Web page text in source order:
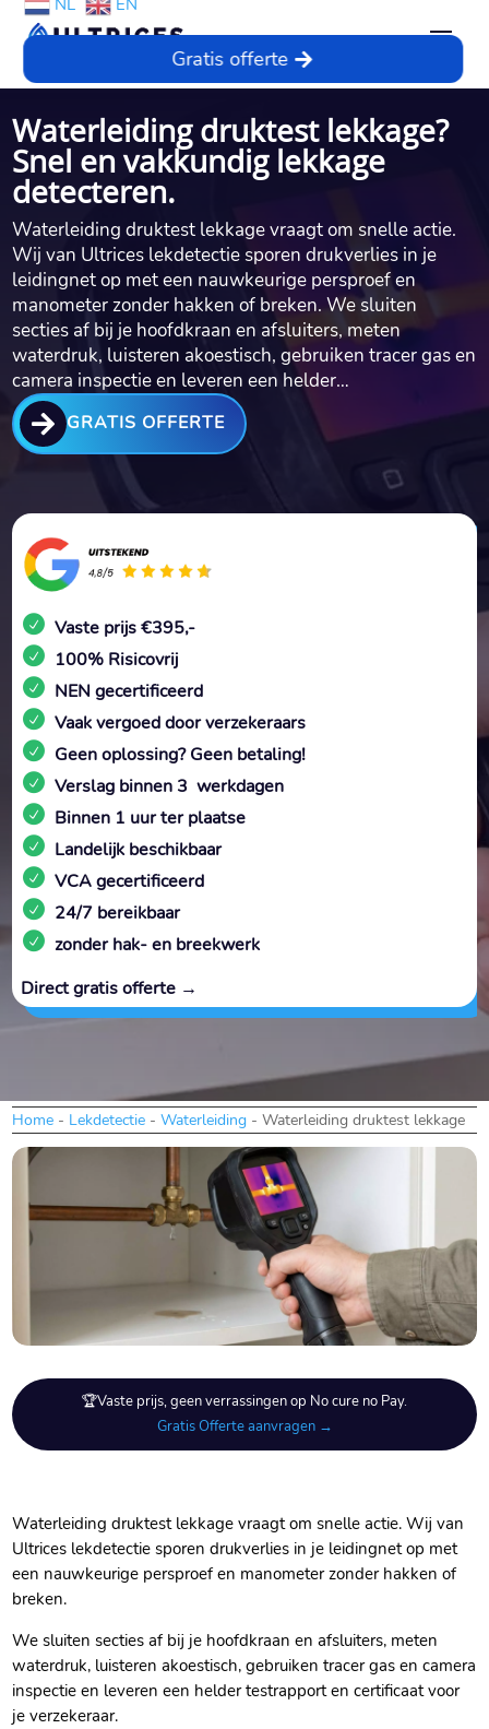
NL EN
Gratis offerte
Waterleiding druktest lekkage?
Snel en vakkundig lekkage
detecteren.
Waterleiding druktest lekkage vraagt om snelle actie.​
Wij van Ultrices lekdetectie sporen drukverlies in je
leidingnet op met een nauwkeurige persproef en
manometer zonder hakken of breken.​ We sluiten
secties af bij je hoofdkraan en afsluiters, meten
waterdruk, luisteren akoestisch, gebruiken tracer gas en
camera inspectie en leveren een helder…
 GRATIS OFFERTE
Vaste prijs €395,-
100% Risicovrij
NEN gecertificeerd
Vaak vergoed door verzekeraars
Geen oplossing? Geen betaling!
Verslag binnen 3 werkdagen
Binnen 1 uur ter plaatse
Landelijk beschikbaar
VCA gecertificeerd
24/7 bereikbaar
zonder hak- en breekwerk
Direct gratis offerte →
Home - Lekdetectie -Waterleiding -Waterleiding druktest lekkage
🏆Vaste prijs, geen verrassingen op No cure no Pay.
Gratis Offerte aanvragen →
Waterleiding druktest lekkage vraagt om snelle actie.​ Wij van
Ultrices lekdetectie sporen drukverlies in je leidingnet op met
een nauwkeurige persproef en manometer zonder hakken of
breken.​
We sluiten secties af bij je hoofdkraan en afsluiters, meten
waterdruk, luisteren akoestisch, gebruiken tracer gas en camera
inspectie en leveren een helder testrapport en certificaat voor
je verzekeraar.​